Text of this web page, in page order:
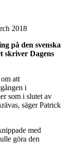
2018
på den svenska
skriver Dagens
att
i
som i slutet av
säger Patrick
med
göra den